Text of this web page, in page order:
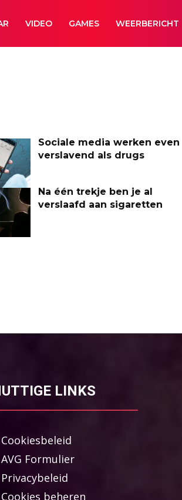
VIDEO GAMES WEERBERICHT
Sociale media werken even
verslavend als drugs
Na één trekje ben je al
verslaafd aan sigaretten
LINKS
Cookiesbeleid
AVG Formulier
Privacybeleid
Cookies beheren